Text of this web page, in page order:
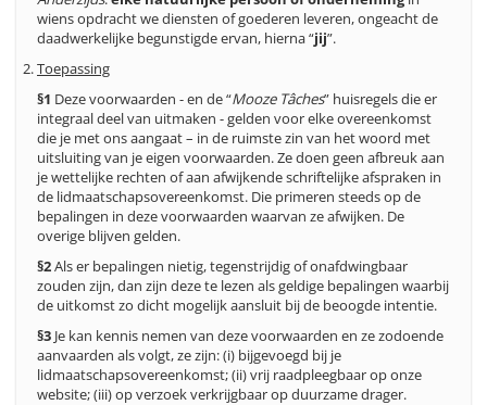
wiens opdracht we diensten of goederen leveren, ongeacht de
daadwerkelijke begunstigde ervan, hierna “jij”.
Toepassing
§1 Deze voorwaarden - en de “Mooze Tâches” huisregels die er
integraal deel van uitmaken - gelden voor elke overeenkomst
die je met ons aangaat – in de ruimste zin van het woord met
uitsluiting van je eigen voorwaarden. Ze doen geen afbreuk aan
je wettelijke rechten of aan afwijkende schriftelijke afspraken in
de lidmaatschapsovereenkomst. Die primeren steeds op de
bepalingen in deze voorwaarden waarvan ze afwijken. De
overige blijven gelden.
§2Als er bepalingen nietig, tegenstrijdig of onafdwingbaar
zouden zijn, dan zijn deze te lezen als geldige bepalingen waarbij
de uitkomst zo dicht mogelijk aansluit bij de beoogde intentie.
§3 Je kan kennis nemen van deze voorwaarden en ze zodoende
aanvaarden als volgt, ze zijn: (i) bijgevoegd bij je
lidmaatschapsovereenkomst; (ii) vrij raadpleegbaar op onze
website; (iii) op verzoek verkrijgbaar op duurzame drager.